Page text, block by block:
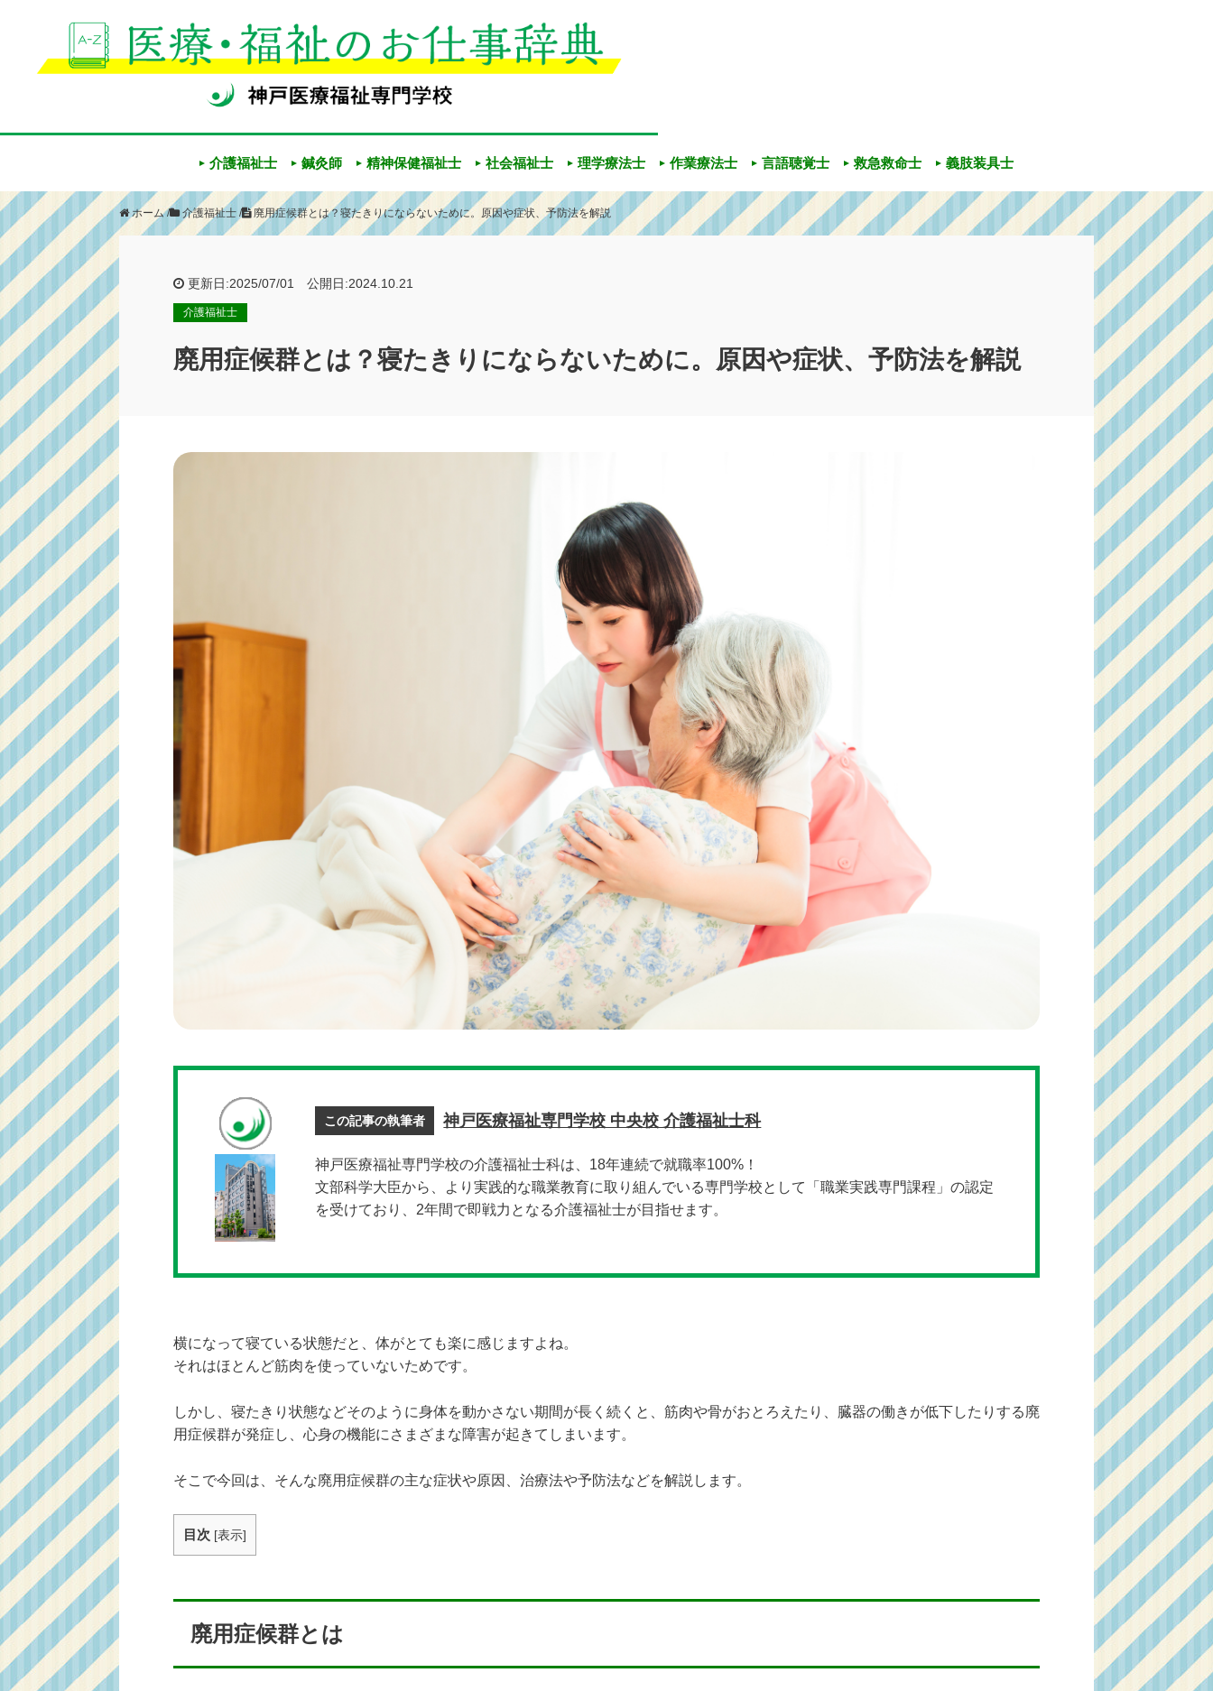
介護福祉士 鍼灸師 精神保健福祉士 社会福祉士 理学療法士 作業療法士 言語聴覚士 救急救命士 義肢装具士
ホーム/ 介護福祉士 / 廃用症候群とは？寝たきりにならないために。原因や症状、予防法を解説
更新日:2025/07/01 公開日:2024.10.21
介護福祉士
廃用症候群とは？寝たきりにならないために。原因や症状、予防法を解説
この記事の執筆者 神戸医療福祉専門学校 中央校 介護福祉士科
神戸医療福祉専門学校の介護福祉士科は、18年連続で就職率100%！
文部科学大臣から、より実践的な職業教育に取り組んでいる専門学校として「職業実践専門課程」の認定
を受けており、2年間で即戦力となる介護福祉士が目指せます。
横になって寝ている状態だと、体がとても楽に感じますよね。
それはほとんど筋肉を使っていないためです。
しかし、寝たきり状態などそのように身体を動かさない期間が長く続くと、筋肉や骨がおとろえたり、臓器の働きが低下したりする廃
用症候群が発症し、心身の機能にさまざまな障害が起きてしまいます。
そこで今回は、そんな廃用症候群の主な症状や原因、治療法や予防法などを解説します。
目次 [表示]
廃用症候群とは